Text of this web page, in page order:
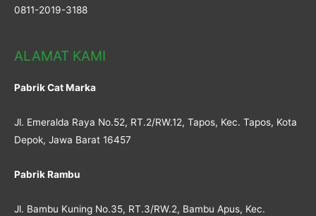
0811-2019-3188
ALAMAT KAMI
Pabrik Cat Marka
Jl. Emeralda Raya No.52, RT.2/RW.12, Tapos, Kec. Tapos, Kota
Depok, Jawa Barat 16457
Pabrik Rambu
Jl. Bambu Kuning No.35, RT.3/RW.2, Bambu Apus, Kec.